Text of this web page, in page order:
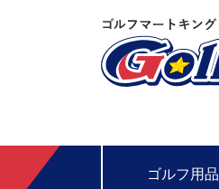
ゴルフ用品